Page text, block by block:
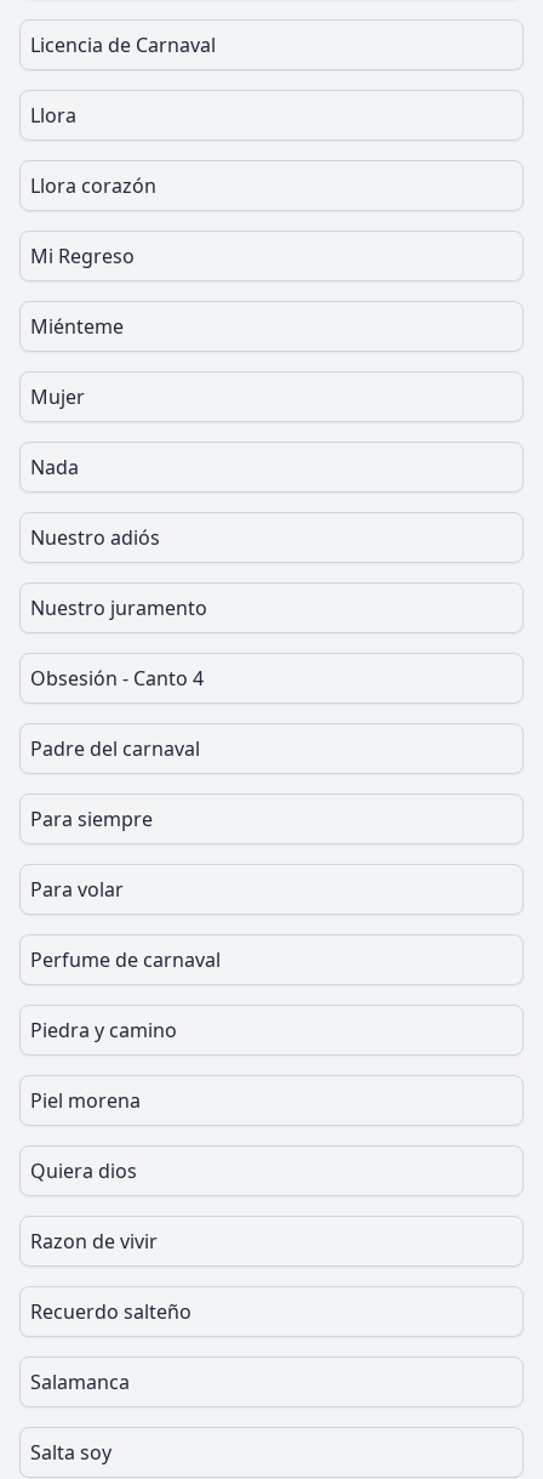
Licencia de Carnaval
Llora
Llora corazón
Mi Regreso
Miénteme
Mujer
Nada
Nuestro adiós
Nuestro juramento
Obsesión - Canto 4
Padre del carnaval
Para siempre
Para volar
Perfume de carnaval
Piedra y camino
Piel morena
Quiera dios
Razon de vivir
Recuerdo salteño
Salamanca
Salta soy